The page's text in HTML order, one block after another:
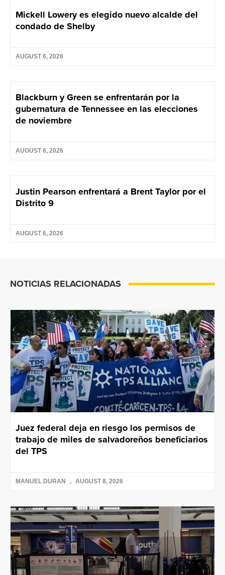
Mickell Lowery es elegido nuevo alcalde del
condado de Shelby
AUGUST 6, 2026
Blackburn y Green se enfrentarán por la
gubernatura de Tennessee en las elecciones
de noviembre
AUGUST 6, 2026
Justin Pearson enfrentará a Brent Taylor por el
Distrito 9
AUGUST 6, 2026
NOTICIAS RELACIONADAS
Juez federal deja en riesgo los permisos de
trabajo de miles de salvadoreños beneficiarios
del TPS
MANUEL DURAN AUGUST 8, 2026